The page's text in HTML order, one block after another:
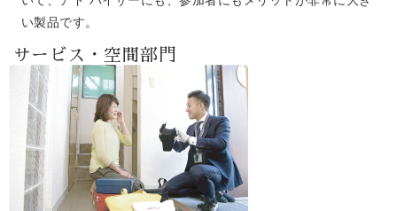
い製品です。
サービス・空間部門